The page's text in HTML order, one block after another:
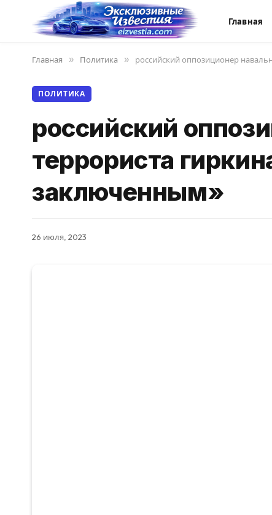
Главная
Главная » Политика » российский оппозиционер
ПОЛИТИКА
российский
террориста
заключенным»
26 июля, 2023